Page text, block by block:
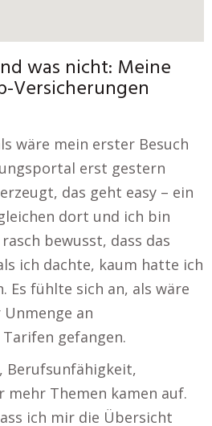
was nicht: Meine
Versicherungen
wäre mein erster Besuch
erst gestern
das geht easy – ein
dort und ich bin
bewusst, dass das
ich dachte, kaum hatte ich
Es fühlte sich an, als wäre
an
gefangen.
Berufsunfähigkeit,
mehr Themen kamen auf.
ich mir die Übersicht